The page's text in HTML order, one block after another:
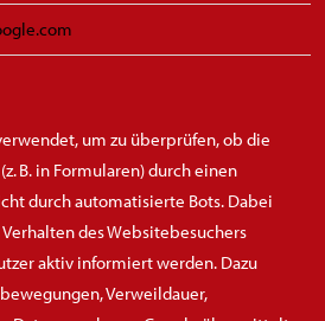
um zu überprüfen, ob die
B. in Formularen) durch einen
durch automatisierte Bots. Dabei
Verhalten des Websitebesuchers
aktiv informiert werden. Dazu
Verweildauer,